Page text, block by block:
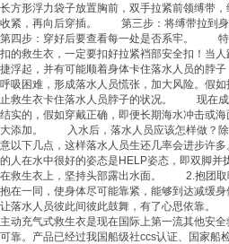
长方形浮力袋子放置胸前，双手拉紧前领缚
收紧，再向后穿插。 第三步：将缚带拉到
第四步：穿好后要查看每一处是否系牢。 特
扣的救生衣 ，一定要扣好拉紧裆部安全扣！当
捷浮起，并有可能顺着身体卡住落水人员的脖
呼吸困难，形成落水人员慌张，加大风险。假
止救生衣卡住落水人员脖子的状况。 现在成
结实的，假如穿戴正确，即便长期海水冲击或
大添加。 入水后，落水人员应该怎样做？除
意以下几点，这样落水人员生还几率会进步
的人在水中很好的姿态是HELP姿态，即双脚并
在救生衣上，坚持头部露出水面。 2.抱团取
抱在一同，使身体尽可能靠紧，能够到达减缓身
让落水人员彼此间彼此鼓舞，有了心思依靠
主动充气式救生衣是现在国际上第一流其他安全
可靠。产品已经过我国船级社ccs认证、国家船